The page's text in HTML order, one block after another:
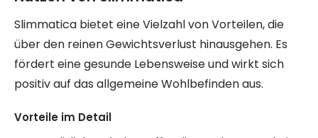
Slimmatica bietet eine Vielzahl von Vorteilen, die
über den reinen Gewichtsverlust hinausgehen. Es
fördert eine gesunde Lebensweise und wirkt sich
positiv auf das allgemeine Wohlbefinden aus.
Vorteile im Detail